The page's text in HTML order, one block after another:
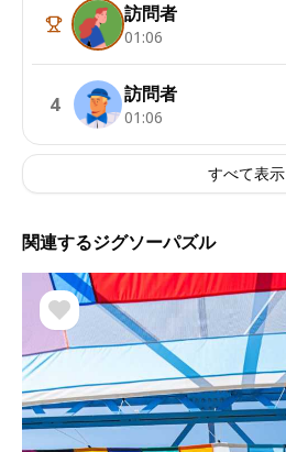
訪問者
01:06
4 訪問者
01:06
すべて表示
関連するジグソーパズル